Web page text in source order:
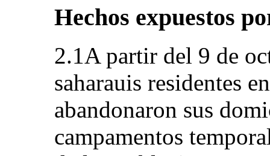
Hechos expuestos
2.1A partir del 9 de
saharauis residentes
abandonaron sus
campamentos